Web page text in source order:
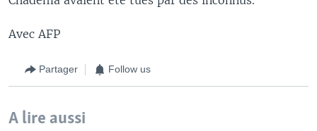
Avec AFP
Partager Follow us
A lire aussi